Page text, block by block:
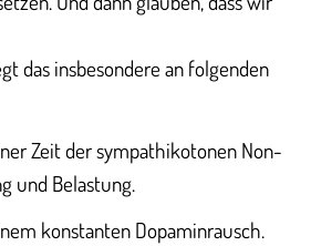
das insbesondere an folgenden
Zeit der sympathikotonen Non-
und Belastung.
konstanten Dopaminrausch.